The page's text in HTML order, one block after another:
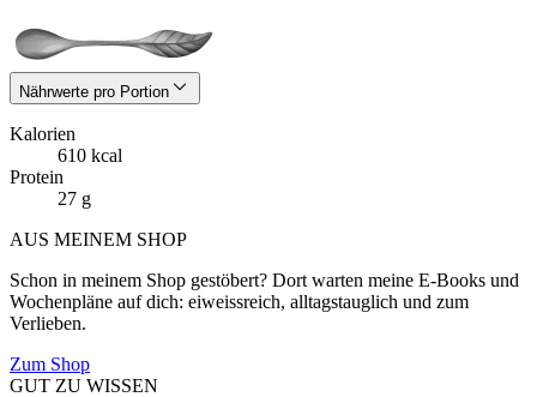
Nährwerte pro Portion
Kalorien
610 kcal
Protein
27 g
AUS MEINEM SHOP
Schon in meinem Shop gestöbert? Dort warten meine E-Books und
Wochenpläne auf dich: eiweissreich, alltagstauglich und zum
Verlieben.
Zum Shop
GUT ZU WISSEN